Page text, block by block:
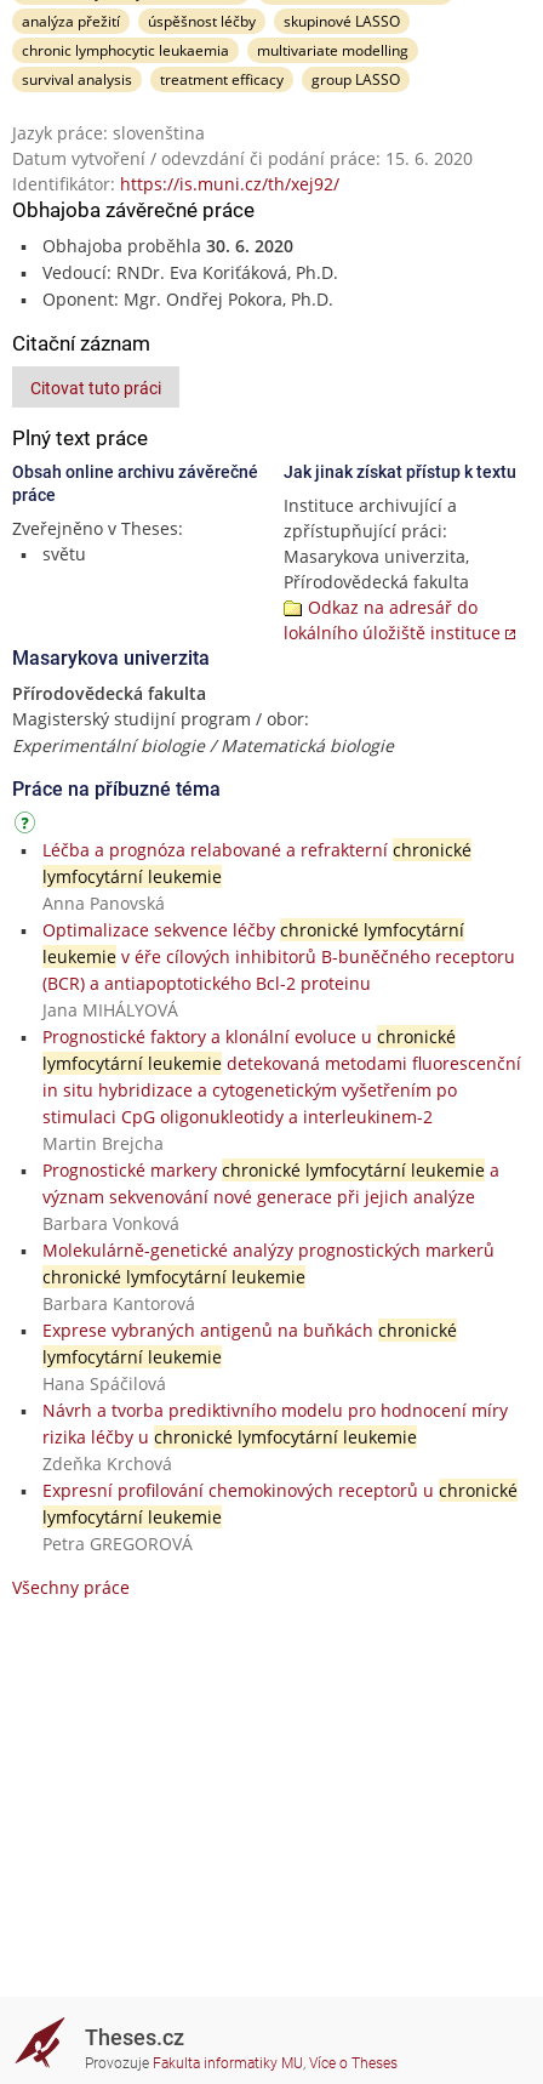
analýza přežití
úspěšnost léčby
skupinové LASSO
chronic lymphocytic leukaemia
multivariate modelling
survival analysis
treatment efficacy group LASSO
Jazyk práce: slovenština
Datum vytvoření / odevzdání či podání práce: 15. 6. 2020
Identifikátor: https://is.muni.cz/th/xej92/
Obhajoba závěrečné práce
Obhajoba proběhla 30. 6. 2020
Vedoucí: RNDr. Eva Koriťáková, Ph.D.
Oponent: Mgr. Ondřej Pokora, Ph.D.
Citační záznam
Citovat tuto práci
Plný text práce
Obsah online archivu závěrečné
práce
Zveřejněno v Theses:
světu
Jak jinak získat přístup k textu
Instituce archivující a
zpřístupňující práci:
Masarykova univerzita,
Přírodovědecká fakulta
Odkaz na adresář do
lokálního úložiště instituce
Masarykova univerzita
Přírodovědecká fakulta
Magisterský studijní program / obor:
Experimentální biologie / Matematická biologie
Práce na příbuzné téma
Léčba a prognóza relabované a refrakterní chronické
lymfocytární leukemie
Anna Panovská
Optimalizace sekvence léčby chronické lymfocytární
leukemiev éře cílových inhibitorů B-buněčného receptoru
(BCR) a antiapoptotického Bcl-2 proteinu
Jana MIHÁLYOVÁ
Prognostické faktory a klonální evoluce u chronické
lymfocytární leukemiedetekovaná metodami fluorescenční
in situ hybridizace a cytogenetickým vyšetřením po
stimulaci CpG oligonukleotidy a interleukinem-2
Martin Brejcha
Prognostické markery chronické lymfocytární leukemiea
význam sekvenování nové generace při jejich analýze
Barbara Vonková
Molekulárně-genetické analýzy prognostických markerů
chronické lymfocytární leukemie
Barbara Kantorová
Exprese vybraných antigenů na buňkách chronické
lymfocytární leukemie
Hana Spáčilová
Návrh a tvorba prediktivního modelu pro hodnocení míry
rizika léčby u chronické lymfocytární leukemie
Zdeňka Krchová
Expresní profilování chemokinových receptorů u chronické
lymfocytární leukemie
Petra GREGOROVÁ
Všechny práce
Theses.cz
Provozuje Fakulta informatiky MU, Více o Theses